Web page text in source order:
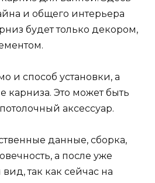
и общего интерьера
будет только декором,
и способ установки, а
карниза. Это может быть
аксессуар.
данные, сборка,
а после уже
так как сейчас на